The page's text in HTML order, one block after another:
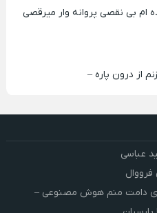
بی نقصی پروانه وار میرقصی
از درون پاره –
عباسی
ی دامت منم هوش مصنوعی –